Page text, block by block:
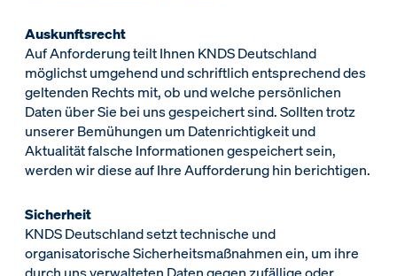
Auskunftsrecht
Auf Anforderung teilt Ihnen KNDS Deutschland
möglichst umgehend und schriftlich entsprechend des
geltenden Rechts mit, ob und welche persönlichen
Daten über Sie bei uns gespeichert sind. Sollten trotz
unserer Bemühungen um Datenrichtigkeit und
Aktualität falsche Informationen gespeichert sein,
werden wir diese auf Ihre Aufforderung hin berichtigen.
Sicherheit
KNDS Deutschland setzt technische und
organisatorische Sicherheitsmaßnahmen ein, um ihre